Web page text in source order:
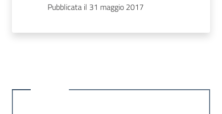
Pubblicata il 31 maggio 2017